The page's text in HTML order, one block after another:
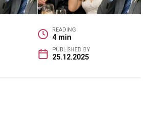
READING
4 min
PUBLISHED BY
25.12.2025